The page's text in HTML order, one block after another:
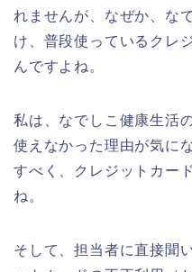
れませんが、なぜか、な
け、普段使っているクレ
んですよね。
私は、なでしこ健康生活
使えなかった理由が気に
すべく、クレジットカー
ね。
そして、担当者に直接聞